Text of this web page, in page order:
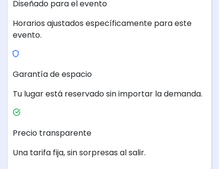
Diseñado para el evento
Horarios ajustados específicamente para este
evento.
Garantía de espacio
Tu lugar está reservado sin importar la demanda.
Precio transparente
Una tarifa fija, sin sorpresas al salir.